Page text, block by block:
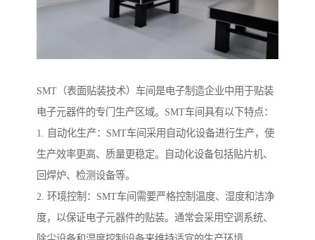
SMT（表面贴装技术）车间是电子制造企业中用于贴装
电子元器件的专门生产区域。SMT车间具有以下特点：
1. 自动化生产：SMT车间采用自动化设备进行生产，使
生产效率更高、质量更稳定。自动化设备包括贴片机、
回焊炉、检测设备等。
2. 环境控制：SMT车间需要严格控制温度、湿度和洁净
度，以保证电子元器件的贴装。通常会采用空调系统、